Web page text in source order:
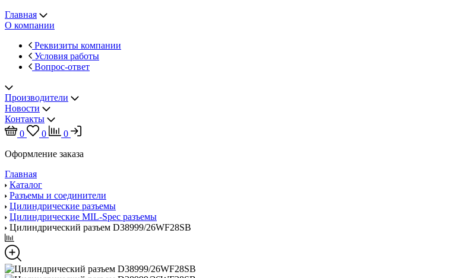
Главная
О компании
Реквизиты компании
Условия работы
Вопрос-ответ
Производители
Новости
Контакты
0
0
0
Оформление заказа
Главная
Каталог
Разъемы и соединители
Цилиндрические разъемы
Цилиндрические MIL-Spec разъемы
Цилиндрический разъем D38999/26WF28SB